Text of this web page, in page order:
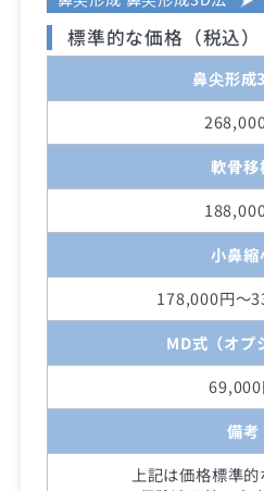
標準的な価格（税込）
鼻尖形成
軟骨移
小鼻縮
178,000円～
MD式（オプ
備考
上記は価格標準的